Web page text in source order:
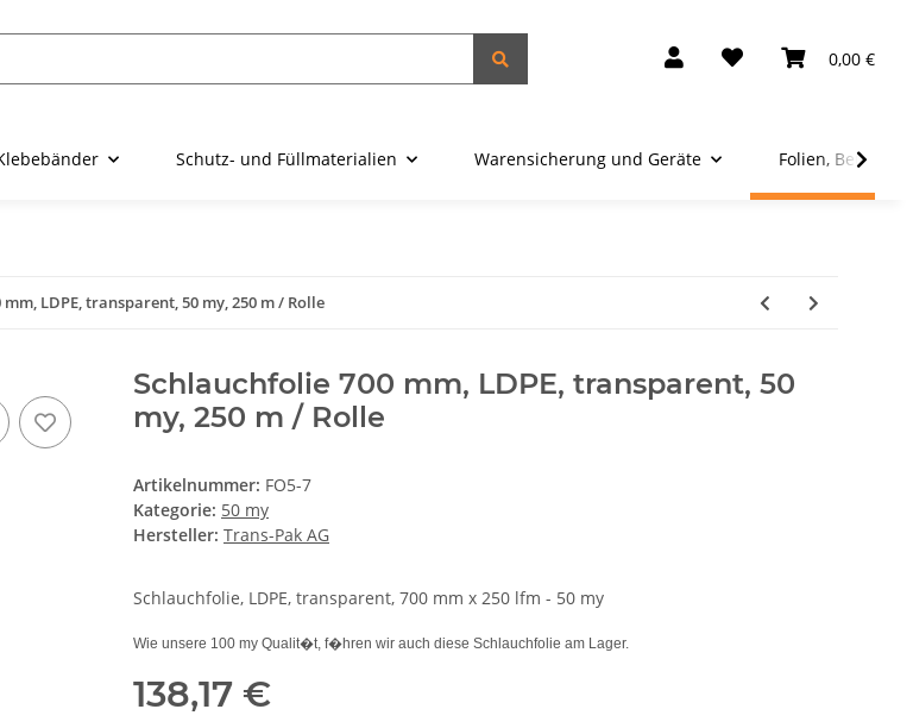
0,00 €
Schutz- und Füllmaterialien Warensicherung und Geräte Folien, Beutel
LDPE, transparent, 50 my, 250 m / Rolle
Schlauchfolie 700 mm, LDPE, transparent, 50
my, 250 m / Rolle
Artikelnummer: FO5-7
Kategorie: 50 my
Hersteller: Trans-Pak AG
Schlauchfolie, LDPE, transparent, 700 mm x 250 lfm - 50 my
Wie unsere 100 my Qualit�t, f�hren wir auch diese Schlauchfolie am Lager.
138,17 €